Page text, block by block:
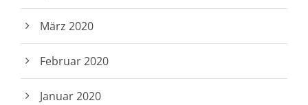
März 2020
Februar 2020
Januar 2020